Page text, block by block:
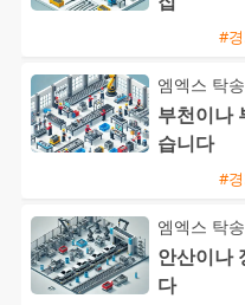
#
엠엑스 탁송
부천이나
습니다
#
엠엑스 탁송
안산이나
다